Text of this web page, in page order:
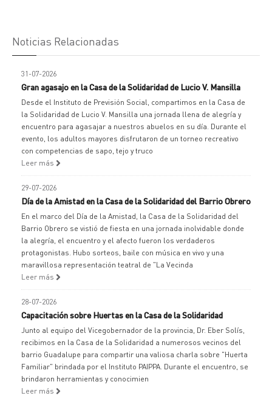
Noticias Relacionadas
31-07-2026
Gran agasajo en la Casa de la Solidaridad de Lucio V. Mansilla
Desde el Instituto de Previsión Social, compartimos en la Casa de
la Solidaridad de Lucio V. Mansilla una jornada llena de alegría y
encuentro para agasajar a nuestros abuelos en su día. Durante el
evento, los adultos mayores disfrutaron de un torneo recreativo
con competencias de sapo, tejo y truco
Leer más
29-07-2026
Día de la Amistad en la Casa de la Solidaridad del Barrio Obrero
En el marco del Día de la Amistad, la Casa de la Solidaridad del
Barrio Obrero se vistió de fiesta en una jornada inolvidable donde
la alegría, el encuentro y el afecto fueron los verdaderos
protagonistas. Hubo sorteos, baile con música en vivo y una
maravillosa representación teatral de "La Vecinda
Leer más
28-07-2026
Capacitación sobre Huertas en la Casa de la Solidaridad
Junto al equipo del Vicegobernador de la provincia, Dr. Eber Solís,
recibimos en la Casa de la Solidaridad a numerosos vecinos del
barrio Guadalupe para compartir una valiosa charla sobre "Huerta
Familiar" brindada por el Instituto PAIPPA. Durante el encuentro, se
brindaron herramientas y conocimien
Leer más